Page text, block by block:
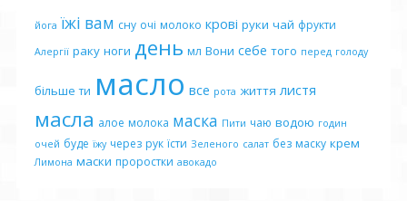
йога їжі вам сну очі молоко крові руки чай фрукти
Алергії раку ноги день мл Вони себе того перед голоду
більше ти масло все рота життя листя
масла алое молока маска Пити чаю водою годин
очей буде їжу через рук їсти Зеленого салат без маску крем
Лимона маски проростки авокадо